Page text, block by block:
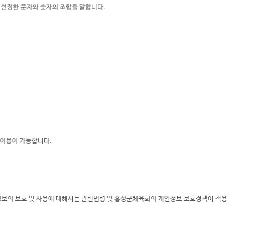
정한 문자와 숫자의 조합을 말합니다.
용이 가능합니다.
의 보호 및 사용에 대해서는 관련법령 및 홍성군체육회의 개인정보 보호정책이 적용